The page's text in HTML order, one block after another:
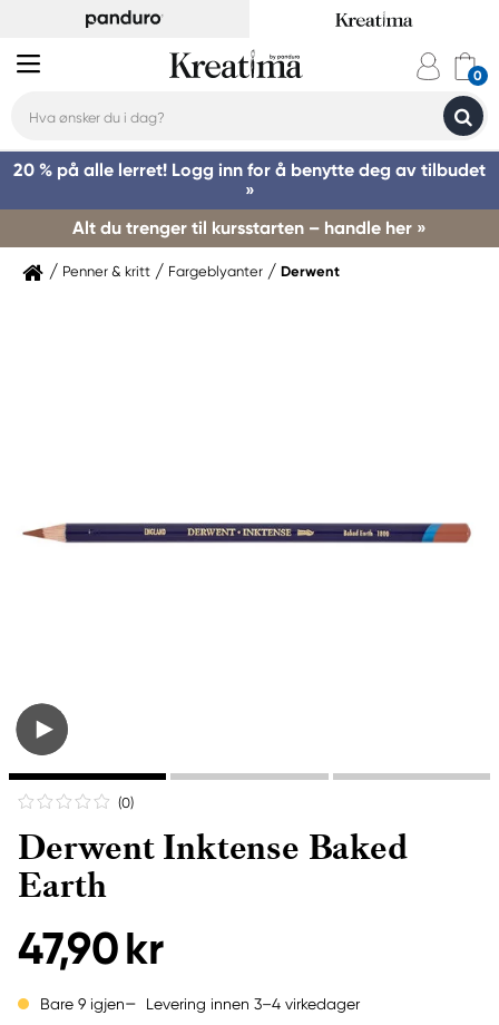
20 % på alle lerret! Logg inn for å benytte deg av tilbudet
»
Alt du trenger til kursstarten – handle her »
Penner & kritt Fargeblyanter Derwent
(0)
Derwent Inktense Baked
Earth
47,90 kr
Bare 9 igjen Levering innen 3–4 virkedager